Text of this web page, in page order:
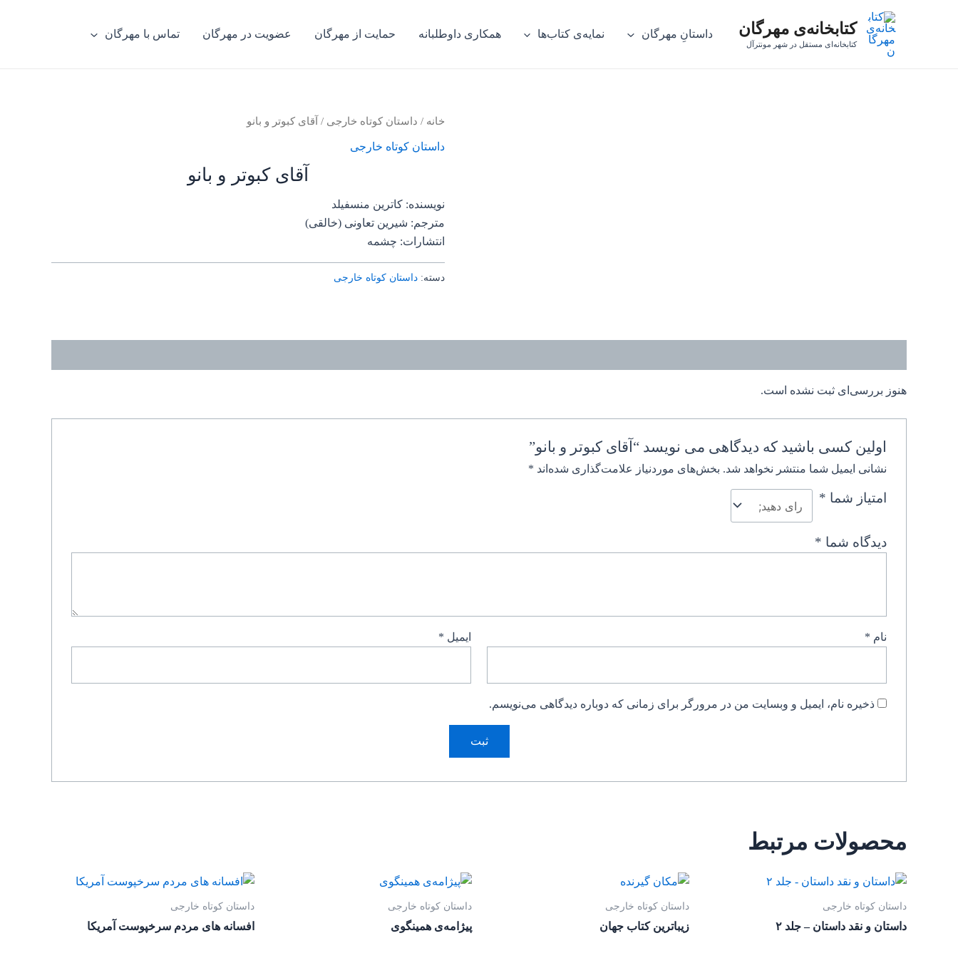
کتابخانه‌ی مهرگان
کتابخانه‌ای مستقل در شهر مونترآل
داستانِ مهرگان نمایه‌ی کتاب‌ها همکاری داوطلبانه حمایت از مهرگان عضویت در مهرگان تماس با مهرگان
خانه / داستان کوتاه خارجی / آقای کبوتر و بانو
داستان کوتاه خارجی
آقای کبوتر و بانو
نویسنده: کاترین منسفیلد
مترجم: شیرین تعاونی (خالقی)
انتشارات: چشمه
دسته: داستان کوتاه خارجی
هنوز بررسی‌ای ثبت نشده است.
اولین کسی باشید که دیدگاهی می نویسد “آقای کبوتر و بانو”
نشانی ایمیل شما منتشر نخواهد شد. بخش‌های موردنیاز علامت‌گذاری شده‌اند *
امتیاز شما *
دیدگاه شما *
نام * ایمیل *
ذخیره نام، ایمیل و وبسایت من در مرورگر برای زمانی که دوباره دیدگاهی می‌نویسم.
محصولات مرتبط
داستان کوتاه خارجی
داستان و نقد داستان – جلد ۲
داستان کوتاه خارجی
زیباترین کتاب جهان
داستان کوتاه خارجی
پیژامه‌ی همینگوی
داستان کوتاه خارجی
افسانه های مردم سرخپوست آمریکا